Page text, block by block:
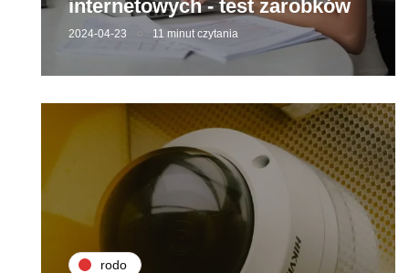
internetowych - test zarobków
2024-04-23 11 minut czytania
rodo